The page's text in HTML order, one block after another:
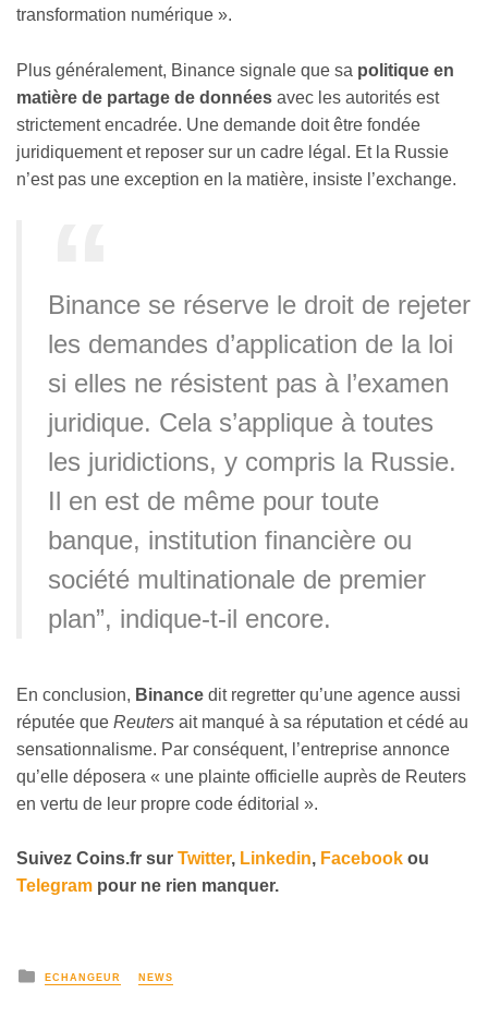
transformation numérique ».
Plus généralement, Binance signale que sa politique en
matière de partage de données avec les autorités est
strictement encadrée. Une demande doit être fondée
juridiquement et reposer sur un cadre légal. Et la Russie
n’est pas une exception en la matière, insiste l’exchange.
Binance se réserve le droit de rejeter
les demandes d’application de la loi
si elles ne résistent pas à l’examen
juridique. Cela s’applique à toutes
les juridictions, y compris la Russie.
Il en est de même pour toute
banque, institution financière ou
société multinationale de premier
plan”, indique-t-il encore.
En conclusion, Binance dit regretter qu’une agence aussi
réputée que Reuters ait manqué à sa réputation et cédé au
sensationnalisme. Par conséquent, l’entreprise annonce
qu’elle déposera « une plainte officielle auprès de Reuters
en vertu de leur propre code éditorial ».
Suivez Coins.fr sur Twitter, Linkedin, Facebook ou
Telegram pour ne rien manquer.
ECHANGEUR NEWS